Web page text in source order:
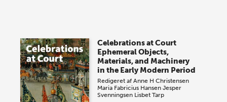
onsdag den 10. j…
Celebrations at Court
Ephemeral Objects,
Materials, and Machinery
in the Early Modern Period
Redigeret afAnne H Christensen
Maria Fabricius Hansen Jesper
Svenningsen Lisbet Tarp